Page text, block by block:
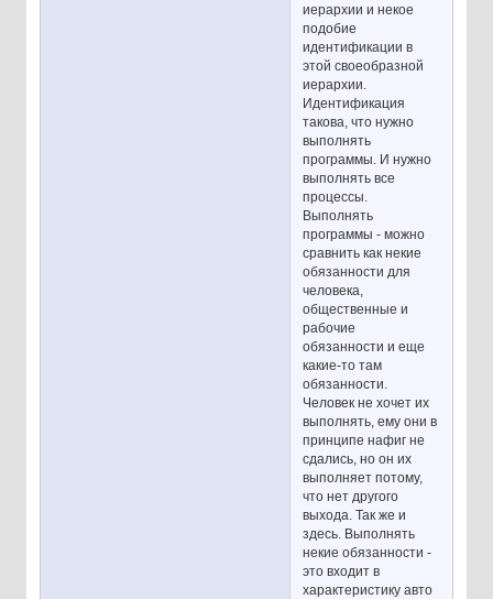
иерархии и некое
подобие
идентификации в
этой своеобразной
иерархии.
Идентификация
такова, что нужно
выполнять
программы. И нужно
выполнять все
процессы.
Выполнять
программы - можно
сравнить как некие
обязанности для
человека,
общественные и
рабочие
обязанности и еще
какие-то там
обязанности.
Человек не хочет их
выполнять, ему они в
принципе нафиг не
сдались, но он их
выполняет потому,
что нет другого
выхода. Так же и
здесь. Выполнять
некие обязанности -
это входит в
характеристику авто